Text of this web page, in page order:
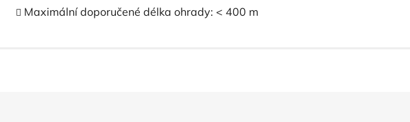
Maximální doporučené délka ohrady: < 400 m